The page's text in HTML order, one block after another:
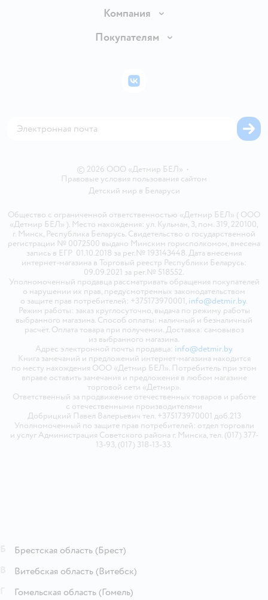
Доставка и оплата
Правила продажи
Политика использования файлов cookie
Компания
Вакансии
Покупателям
Бонусные карты
© 2026 ООО «Детмир БЕЛ» •
Правовые условия пользования сайтом
Детский мир в Беларуси
Общество с ограниченной ответственностью «Детмир БЕЛ» ( ООО
«Детмир БЕЛ» ). Место нахождения: ул. Кульман, 3, пом. 319, 220100,
г. Минск, Республика Беларусь. Свидетельство о государственной
регистрации № 0072500 выдано Минским горисполкомом, внесена
запись в ЕГР 01.10.2018 за рег.№ 193143448. Дата внесения
интернет-магазина в Торговый реестр Республики Беларусь:
09.09.2021 за рег.№ 518552.
Уполномоченный продавца рассматривать обращения покупателей
о нарушении их прав, предусмотренных законодательством
о защите прав потребителей: +375173970001, info@detmir.by.
Режим работы: заказ круглосуточно, выдача по режиму работы
выбранного магазина. Способ оплаты: наличный и безналичный
расчёт. Оплата товара при получении. Доставка: самовывоз
из выбранного магазина.
Адрес электронной почты продавца: info@detmir.by
Книга замечаний и предложений интернет-магазина находится
по месту нахождения ООО «Детмир БЕЛ». Потребитель при этом
вправе оставить замечания и предложения в любом магазине
торговой сети «Детмир».
Ответственный за продвижение отечественных товаров и работе
с отечественными производителями
Добрицкий Павел Валерьевич тел. +375173970001 доб.213
Уполномоченный по защите прав потребителей: отдел торговли
и услуг Администрация Советского района г. Минска, тел. (017) 377-
13-93, (017) 318-13-33.
ВКонтакте
Брестская область (Брест)
Витебская область (Витебск)
Гомельская область (Гомель)